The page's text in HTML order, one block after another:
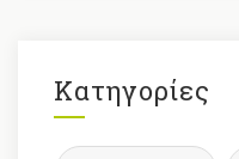
Κατηγορίες